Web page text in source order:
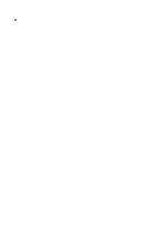
.